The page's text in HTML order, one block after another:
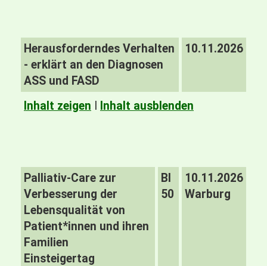
Herausforderndes Verhalten
- erklärt an den Diagnosen
ASS und FASD
10.11.2026
Inhalt zeigen Inhalt ausblenden
Palliativ-Care zur
Verbesserung der
Lebensqualität von
Patient*innen und ihren
Familien
Einsteigertag
BI
50
10.11.2026
Warburg